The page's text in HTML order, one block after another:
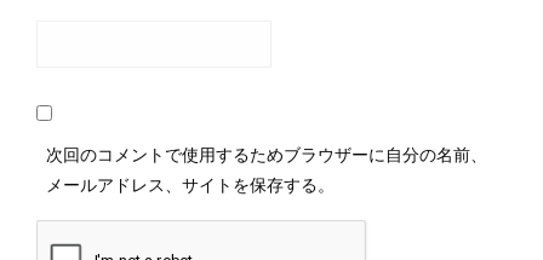
次回のコメントで使用するためブラウザーに自分の名前、
メールアドレス、サイトを保存する。